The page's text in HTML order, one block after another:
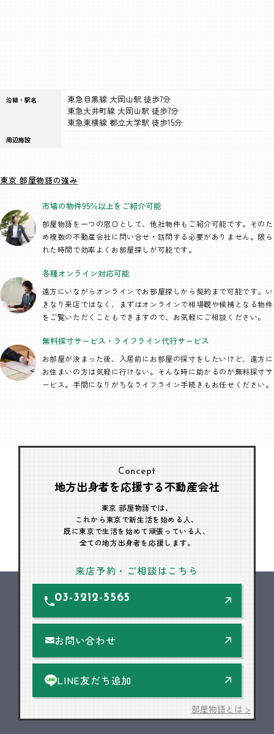
沿線・駅名
東急目黒線 大岡山駅 徒歩7分
東急大井町線 大岡山駅 徒歩7分
東急東横線 都立大学駅 徒歩15分
周辺施設
東京 部屋物語の強み
市場の物件95％以上を ご紹介可能
部屋物語を一つの窓口として、他社物件もご紹介可能です。そのた
め複数の不動産会社に問い合せ・訪問する必要がありません。限ら
れた時間で効率よくお部屋探しが可能です。
各種オンライン対応可能
遠方にいながらオンラインでお部屋探しから契約まで可能です。い
きなり来店ではなく、まずはオンラインで相場観や候補となる物件
をご覧いただくこともできますので、お気軽にご相談ください。
無料採寸サービス・ ライフライン代行サービス
お部屋が決まった後、入居前にお部屋の採寸をしたいけど、遠方に
お住まいの方は気軽に行けない。そんな時に助かるのが無料採寸サ
ービス。手間になりがちなライフライン手続きもお任せください。
Concept
地方出身者を応援する不動産会社
東京 部屋物語では、
これから東京で新生活を始める人、
既に東京で生活を始めて頑張っている人、
全ての地方出身者を応援します。
来店予約・ご相談はこちら
03-3212-5565
お問い合わせ
LINE友だち追加
部屋物語とは >